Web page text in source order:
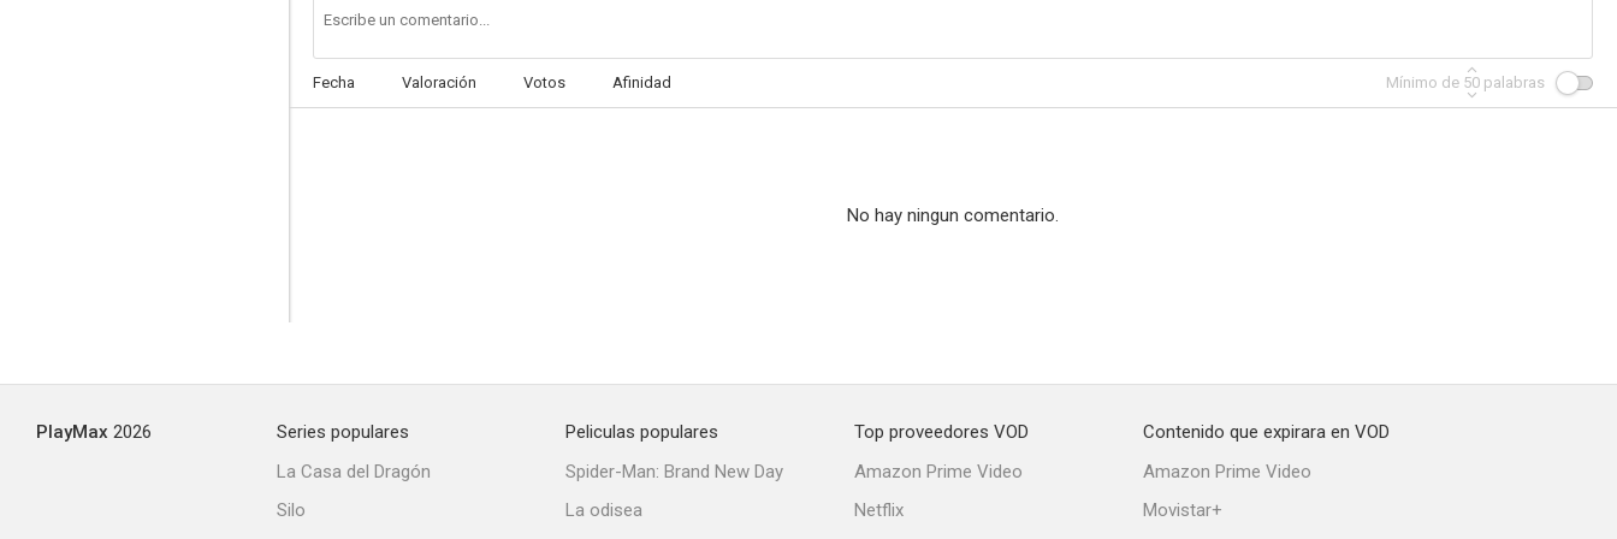
Fecha Valoración Votos Afinidad Mínimo de 50 palabras
No hay ningun comentario.
PlayMax 2026
Series populares
La Casa del Dragón
Silo
Peliculas populares
Spider-Man: Brand New Day
La odisea
Top proveedores VOD
Amazon Prime Video
Netflix
Contenido que expirara en VOD
Amazon Prime Video
Movistar+